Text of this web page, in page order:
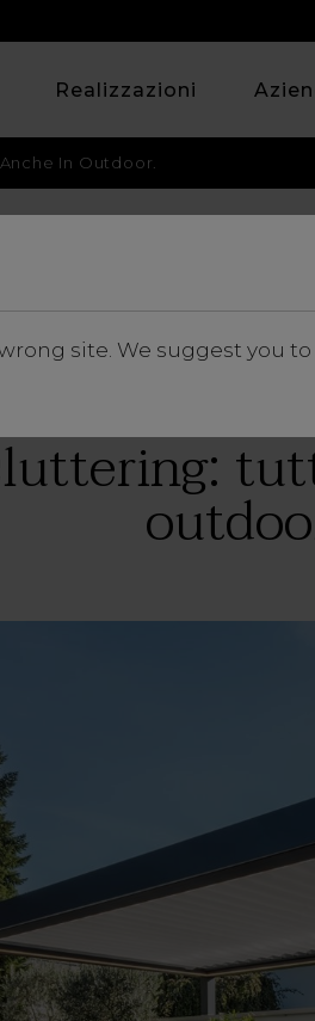
site. We suggest you
Realizzazioni
In Outdoor.